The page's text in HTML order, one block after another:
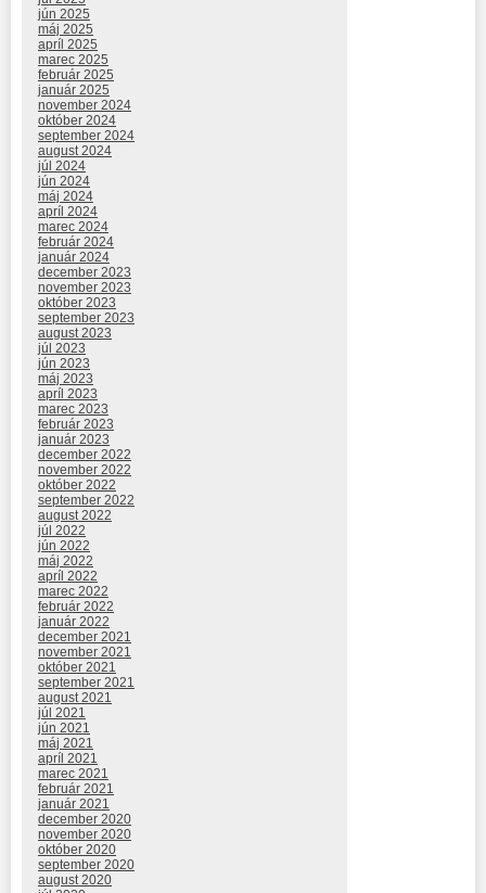
jún 2025
máj 2025
apríl 2025
marec 2025
február 2025
január 2025
november 2024
október 2024
september 2024
august 2024
júl 2024
jún 2024
máj 2024
apríl 2024
marec 2024
február 2024
január 2024
december 2023
november 2023
október 2023
september 2023
august 2023
júl 2023
jún 2023
máj 2023
apríl 2023
marec 2023
február 2023
január 2023
december 2022
november 2022
október 2022
september 2022
august 2022
júl 2022
jún 2022
máj 2022
apríl 2022
marec 2022
február 2022
január 2022
december 2021
november 2021
október 2021
september 2021
august 2021
júl 2021
jún 2021
máj 2021
apríl 2021
marec 2021
február 2021
január 2021
december 2020
november 2020
október 2020
september 2020
august 2020